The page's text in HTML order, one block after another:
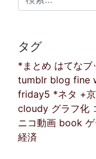
タグ
*まとめ はてなブ
tumblr blog fine
friday5 *ネタ +
cloudy グラフ化
ニコ動画 book
経済